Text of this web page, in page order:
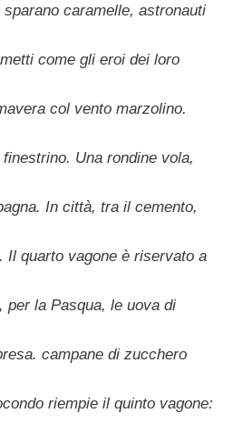
caramelle, astronauti
come gli eroi dei loro
col vento marzolino.
Una rondine vola,
In città, tra il cemento,
Il quarto vagone è riservato a
per la Pasqua, le uova di
campane di zucchero
riempie il quinto vagone: